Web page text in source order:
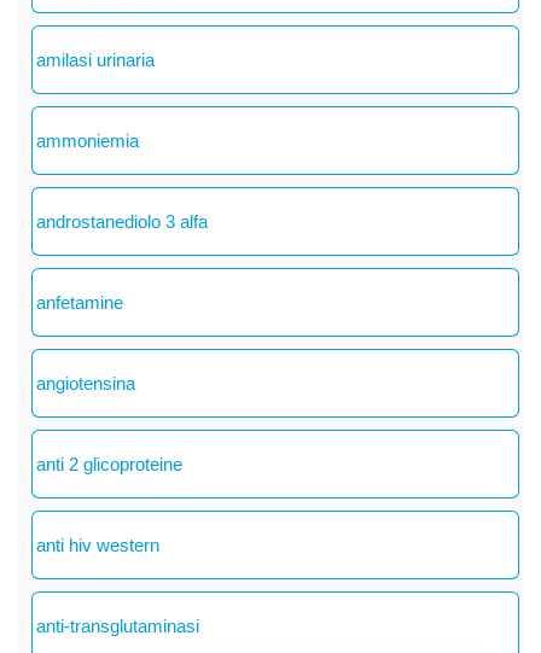
amilasi urinaria
ammoniemia
androstanediolo 3 alfa
anfetamine
angiotensina
anti 2 glicoproteine
anti hiv western
anti-transglutaminasi